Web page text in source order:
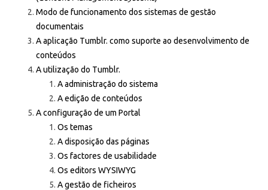
Modo de funcionamento dos sistemas de gestão
documentais
A aplicação Tumblr. como suporte ao desenvolvimento de
conteúdos
A utilização do Tumblr.
A administração do sistema
A edição de conteúdos
A configuração de um Portal
Os temas
A disposição das páginas
Os factores de usabilidade
Os editors WYSIWYG
A gestão de ficheiros